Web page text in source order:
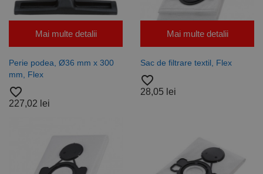
Mai multe detalii
Perie podea, Ø36 mm x 300
mm, Flex
favorite_border
227,02 lei
Mai multe detalii
Sac de filtrare textil, Flex
favorite_border
28,05 lei